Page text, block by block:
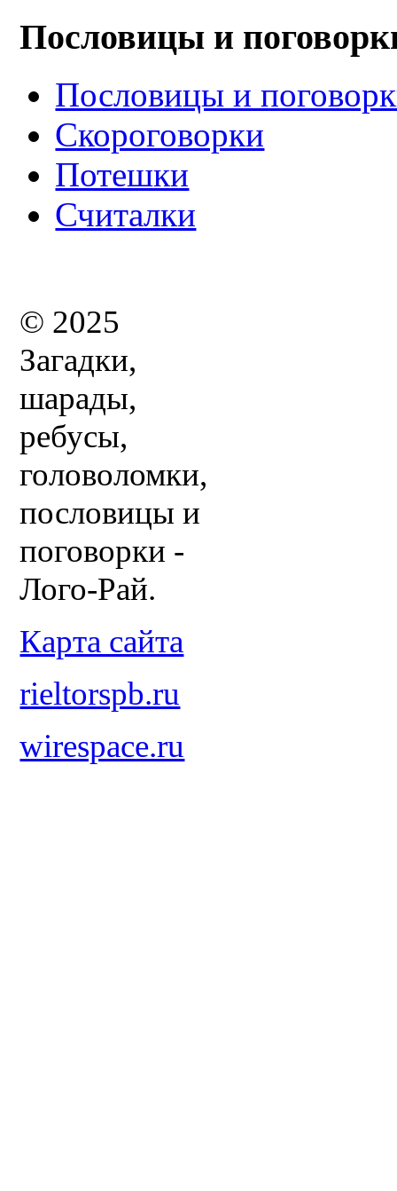
Пословицы и
Пословицы и
Скороговорки
Потешки
Считалки
© 2025
Загадки,
шарады,
ребусы,
головоломки,
пословицы и
поговорки -
Лого-Рай.
Карта сайта
rieltorspb.ru
wirespace.ru